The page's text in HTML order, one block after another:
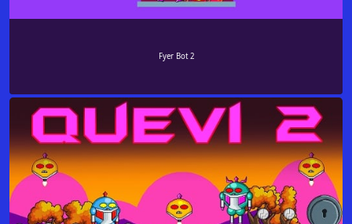
Fyer Bot 2